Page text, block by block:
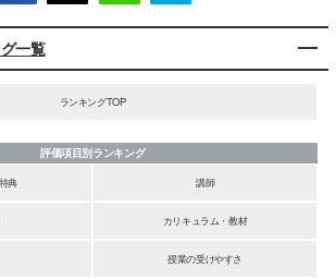
一覧
ランキングTOP
評価項目別ランキング
典
講師
カリキュラム・教材
授業の受けやすさ